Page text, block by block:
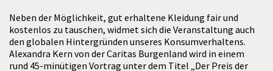
Neben der Möglichkeit, gut erhaltene Kleidung fair und
kostenlos zu tauschen, widmet sich die Veranstaltung auch
den globalen Hintergründen unseres Konsumverhaltens.
Alexandra Kern von der Caritas Burgenland wird in einem
rund 45-minütigen Vortrag unter dem Titel „Der Preis der